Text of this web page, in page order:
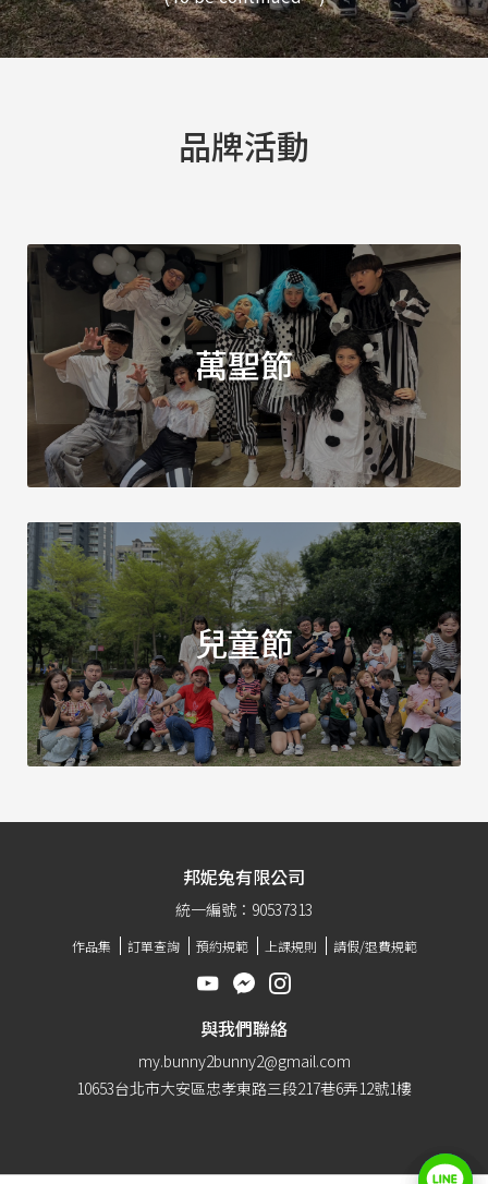
品牌活動
萬聖節
兒童節
邦妮兔有限公司
統一編號：90537313
作品集 訂單查詢 預約規範 上課規則 請假/退費規範
與我們聯絡
my.bunny2bunny2@gmail.com
10653台北市大安區忠孝東路三段217巷6弄12號1樓